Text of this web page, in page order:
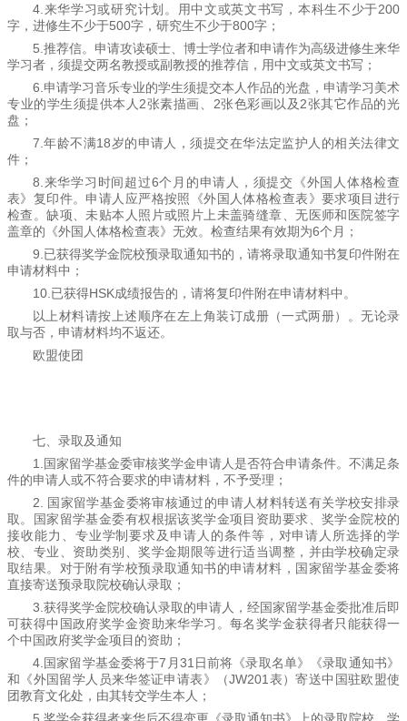
4.来华学习或研究计划。用中文或英文书写，本科生不少于200
字，进修生不少于500字，研究生不少于800字；
5.推荐信。申请攻读硕士、博士学位者和申请作为高级进修生来华
学习者，须提交两名教授或副教授的推荐信，用中文或英文书写；
6.申请学习音乐专业的学生须提交本人作品的光盘，申请学习美术
专业的学生须提供本人2张素描画、2张色彩画以及2张其它作品的光
盘；
7.年龄不满18岁的申请人，须提交在华法定监护人的相关法律文
件；
8.来华学习时间超过6个月的申请人，须提交《外国人体格检查
表》复印件。申请人应严格按照《外国人体格检查表》要求项目进行
检查。缺项、未贴本人照片或照片上未盖骑缝章、无医师和医院签字
盖章的《外国人体格检查表》无效。检查结果有效期为6个月；
9.已获得奖学金院校预录取通知书的，请将录取通知书复印件附在
申请材料中；
10.已获得HSK成绩报告的，请将复印件附在申请材料中。
以上材料请按上述顺序在左上角装订成册（一式两册）。无论录
取与否，申请材料均不返还。
欧盟使团
七、录取及通知
1.国家留学基金委审核奖学金申请人是否符合申请条件。不满足条
件的申请人或不符合要求的申请材料，不予受理；
2. 国家留学基金委将审核通过的申请人材料转送有关学校安排录
取。国家留学基金委有权根据该奖学金项目资助要求、奖学金院校的
接收能力、专业学制要求及申请人的条件等，对申请人所选择的学
校、专业、资助类别、奖学金期限等进行适当调整，并由学校确定录
取结果。对于附有学校预录取通知书的申请材料，国家留学基金委将
直接寄送预录取院校确认录取；
3.获得奖学金院校确认录取的申请人，经国家留学基金委批准后即
可获得中国政府奖学金资助来华学习。每名奖学金获得者只能获得一
个中国政府奖学金项目的资助；
4.国家留学基金委将于7月31日前将《录取名单》《录取通知书》
和《外国留学人员来华签证申请表》（JW201表）寄送中国驻欧盟使
团教育文化处，由其转交学生本人；
5.奖学金获得者来华后不得变更《录取通知书》上的录取院校、学